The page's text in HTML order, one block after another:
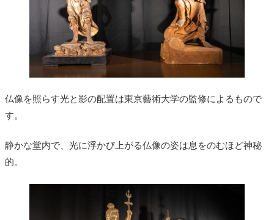
仏像を照らす光と影の配置は東京藝術大学の監修によるもので
す。
静かな堂内で、光に浮かび上がる仏像の姿は息をのむほど神秘
的。